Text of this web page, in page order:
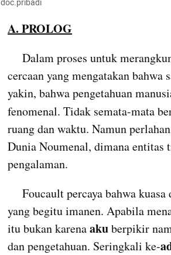
doc.pribadi
A. PROLOG
cercaan yang mengatakan bahwa
yakin, bahwa pengetahuan
fenomenal. Tidak semata-mata
ruang dan waktu. Namun
Dunia Noumenal, dimana entitas
pengalaman.
Foucault percaya bahwa
yang begitu imanen. Apabila
itu bukan karena aku berpikir
dan pengetahuan. Seringkali ke-